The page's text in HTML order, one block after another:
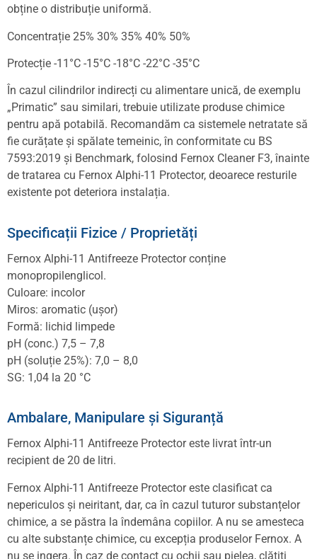
obține o distribuție uniformă.
Concentrație 25% 30% 35% 40% 50%
Protecție -11°C -15°C -18°C -22°C -35°C
În cazul cilindrilor indirecți cu alimentare unică, de exemplu
„Primatic” sau similari, trebuie utilizate produse chimice
pentru apă potabilă. Recomandăm ca sistemele netratate să
fie curățate și spălate temeinic, în conformitate cu BS
7593:2019 și Benchmark, folosind Fernox Cleaner F3, înainte
de tratarea cu Fernox Alphi-11 Protector, deoarece resturile
existente pot deteriora instalația.
Specificații Fizice / Proprietăți
Fernox Alphi-11 Antifreeze Protector conține
monopropilenglicol.
Culoare: incolor
Miros: aromatic (ușor)
Formă: lichid limpede
pH (conc.) 7,5 – 7,8
pH (soluție 25%): 7,0 – 8,0
SG: 1,04 la 20 °C
Ambalare, Manipulare și Siguranță
Fernox Alphi-11 Antifreeze Protector este livrat într-un
recipient de 20 de litri.
Fernox Alphi-11 Antifreeze Protector este clasificat ca
nepericulos și neiritant, dar, ca în cazul tuturor substanțelor
chimice, a se păstra la îndemâna copiilor. A nu se amesteca
cu alte substanțe chimice, cu excepția produselor Fernox. A
nu se ingera. În caz de contact cu ochii sau pielea, clătiți